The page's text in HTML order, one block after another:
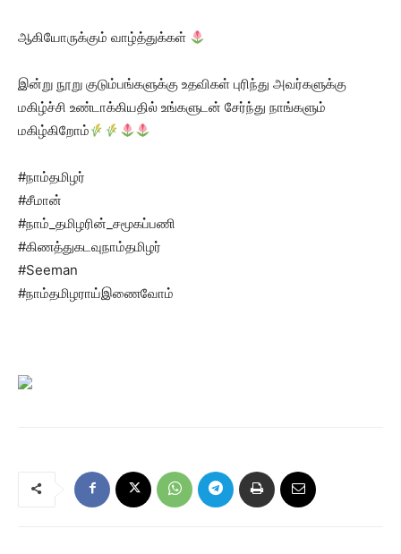
ஆகியோருக்கும் வாழ்த்துக்கள்
இன்று நூறு குடும்பங்களுக்கு உதவிகள் புரிந்து அவர்களுக்கு
மகிழ்ச்சி உண்டாக்கியதில் உங்களுடன் சேர்ந்து நாங்களும்
மகிழ்கிறோம்
#நாம்தமிழர்
#சீமான்
#நாம்_தமிழரின்_சமூகப்பணி
#கிணத்துகடவுநாம்தமிழர்
#Seeman
#நாம்தமிழராய்இணைவோம்